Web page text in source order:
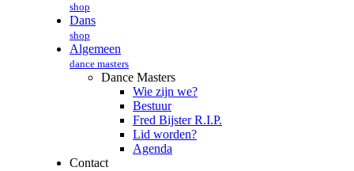
shop
Dans
shop
Algemeen
dance masters
Dance Masters
Wie zijn we?
Bestuur
Fred Bijster R.I.P.
Lid worden?
Agenda
Contact